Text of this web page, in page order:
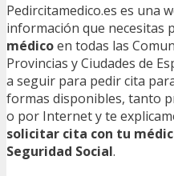
Pedircitamedico.es es una
información que necesitas
médicoen todas las
Provincias y Ciudades de
a seguir para pedir cita
formas disponibles, tanto
o por Internet y te
solicitar cita con tu
Seguridad Social.